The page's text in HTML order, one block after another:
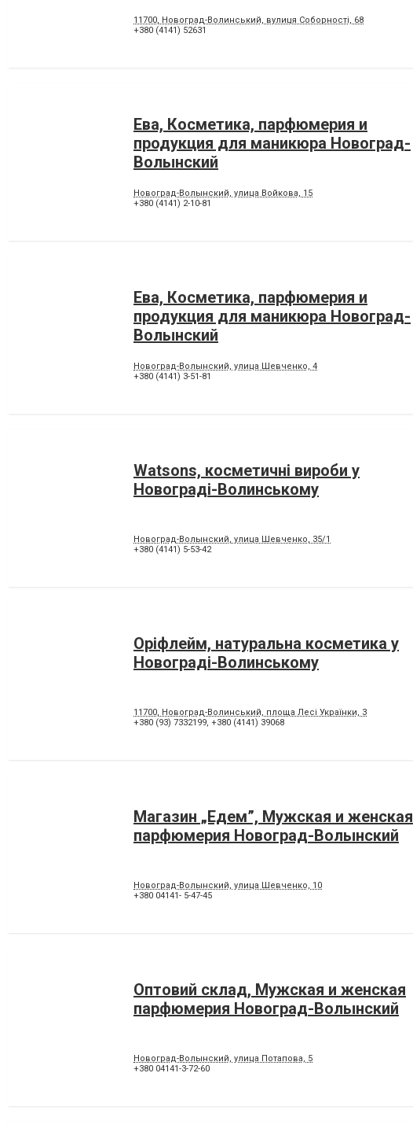
11700, Новоград-Волинський, вулиця Соборності, 68
+380 (4141) 52631
Ева, Косметика, парфюмерия и
продукция для маникюра Новоград-
Волынский
Новоград-Волынский, улица Войкова, 15
+380 (4141) 2-10-81
Ева, Косметика, парфюмерия и
продукция для маникюра Новоград-
Волынский
Новоград-Волынский, улица Шевченко, 4
+380 (4141) 3-51-81
Watsons, косметичні вироби у
Новограді-Волинському
Новоград-Волынский, улица Шевченко, 35/1
+380 (4141) 5-53-42
Оріфлейм, натуральна косметика у
Новограді-Волинському
11700, Новоград-Волинський, площа Лесі Українки, 3
+380 (93) 7332199, +380 (4141) 39068
Магазин „Едем”, Мужская и женская
парфюмерия Новоград-Волынский
Новоград-Волынский, улица Шевченко, 10
+380 04141- 5-47-45
Оптовий склад, Мужская и женская
парфюмерия Новоград-Волынский
Новоград-Волынский, улица Потапова, 5
+380 04141-3-72-60